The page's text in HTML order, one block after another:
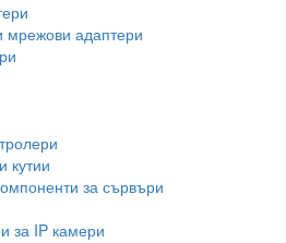
мрежови адаптери
кутии
за сървъри
за IP камери